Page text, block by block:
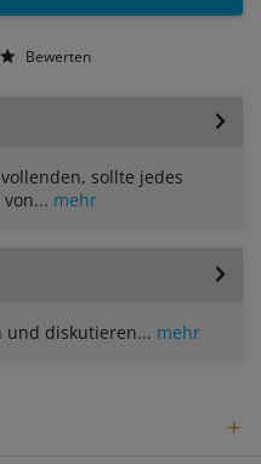
Bewerten
sollte jedes
mehr
und diskutieren... mehr